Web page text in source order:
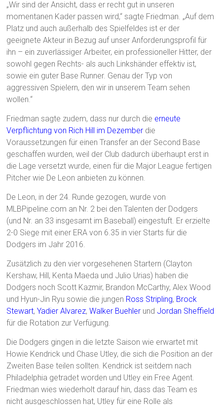
„Wir sind der Ansicht, dass er recht gut in unseren
momentanen Kader passen wird,“ sagte Friedman. „Auf dem
Platz und auch außerhalb des Spielfeldes ist er der
geeignete Akteur in Bezug auf unser Anforderungsprofil für
ihn – ein zuverlässiger Arbeiter, ein professioneller Hitter, der
sowohl gegen Rechts- als auch Linkshänder effektiv ist,
sowie ein guter Base Runner. Genau der Typ von
aggressiven Spielern, den wir in unserem Team sehen
wollen.“
Friedman sagte zudem, dass nur durch die erneute
Verpflichtung von Rich Hill im Dezember die
Voraussetzungen für einen Transfer an der Second Base
geschaffen wurden, weil der Club dadurch überhaupt erst in
die Lage versetzt wurde, einen für die Major League fertigen
Pitcher wie De Leon anbieten zu können.
De Leon, in der 24. Runde gezogen, wurde von
MLBPipeline.com an Nr. 2 bei den Talenten der Dodgers
(und Nr. an 33 insgesamt im Baseball) eingestuft. Er erzielte
2-0 Siege mit einer ERA von 6.35 in vier Starts für die
Dodgers im Jahr 2016.
Zusätzlich zu den vier vorgesehenen Startern (Clayton
Kershaw, Hill, Kenta Maeda und Julio Urias) haben die
Dodgers noch Scott Kazmir, Brandon McCarthy, Alex Wood
und Hyun-Jin Ryu sowie die jungen Ross Stripling, Brock
Stewart,Yadier Alvarez,Walker Buehler und Jordan Sheffield
für die Rotation zur Verfügung.
Die Dodgers gingen in die letzte Saison wie erwartet mit
Howie Kendrick und Chase Utley, die sich die Position an der
Zweiten Base teilen sollten. Kendrick ist seitdem nach
Philadelphia getradet worden und Utley ein Free Agent.
Friedman wies wiederholt darauf hin, dass das Team es
nicht ausgeschlossen hat, Utley für eine Rolle als